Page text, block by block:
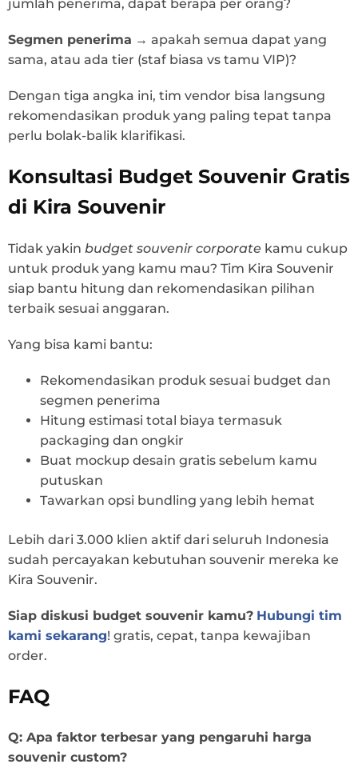
jumlah penerima, dapat berapa per orang?
Segmen penerima → apakah semua dapat yang
sama, atau ada tier (staf biasa vs tamu VIP)?
Dengan tiga angka ini, tim vendor bisa langsung
rekomendasikan produk yang paling tepat tanpa
perlu bolak-balik klarifikasi.
Konsultasi Budget Souvenir Gratis
di Kira Souvenir
Tidak yakin budget souvenir corporate kamu cukup
untuk produk yang kamu mau? Tim Kira Souvenir
siap bantu hitung dan rekomendasikan pilihan
terbaik sesuai anggaran.
Yang bisa kami bantu:
Rekomendasikan produk sesuai budget dan
segmen penerima
Hitung estimasi total biaya termasuk
packaging dan ongkir
Buat mockup desain gratis sebelum kamu
putuskan
Tawarkan opsi bundling yang lebih hemat
Lebih dari 3.000 klien aktif dari seluruh Indonesia
sudah percayakan kebutuhan souvenir mereka ke
Kira Souvenir.
Siap diskusi budget souvenir kamu? Hubungi tim
kami sekarang! gratis, cepat, tanpa kewajiban
order.
FAQ
Q: Apa faktor terbesar yang pengaruhi harga
souvenir custom?